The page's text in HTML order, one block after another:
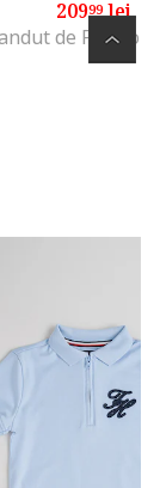
20999lei
de Fashion